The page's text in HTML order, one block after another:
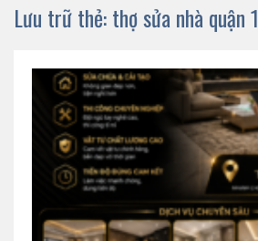
Lưu trữ thẻ:thợ sửa nhà quận 1